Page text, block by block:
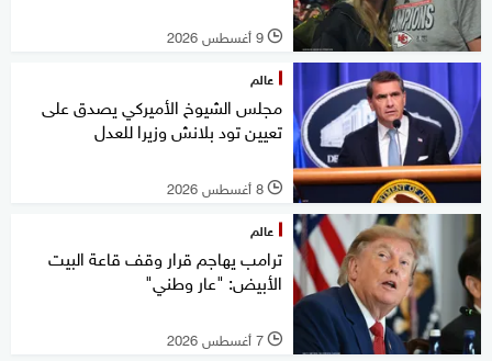
l 9 أغسطس 2026
عالم
مجلس الشيوخ الأميركي يصدق على
تعيين تود بلانش وزيرا للعدل
l 8 أغسطس 2026
عالم
ترامب يهاجم قرار وقف قاعة البيت
الأبيض: "عار وطني"
l 7 أغسطس 2026